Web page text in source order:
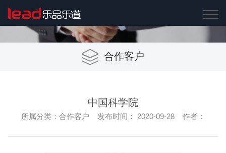
合作客户
中国科学院
所属分类：合作客户 发布时间： 2020-09-28 作者：